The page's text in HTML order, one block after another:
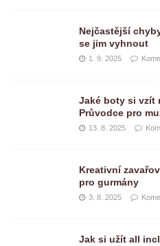
Nejčastější
se jim vyhnout
1. 9. 2025
Jaké boty si vzít
Průvodce pro
13. 8. 2025
Kreativní
pro gurmány
3. 8. 2025
Jak si užít all